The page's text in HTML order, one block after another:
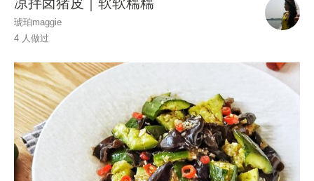
琥珀maggie
4 人做过